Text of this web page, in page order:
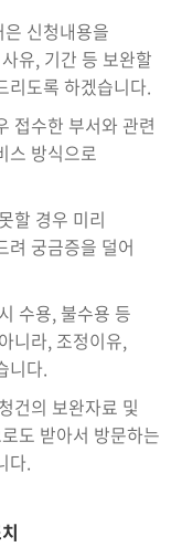
신청내용을
유, 기간 등 보완할
리도록 하겠습니다.
접수한 부서와 관련
스 방식으로
할 경우 미리
려 궁금증을 덜어
수용, 불수용 등
니라, 조정이유,
니다.
건의 보완자료 및
도 받아서 방문하는
다.